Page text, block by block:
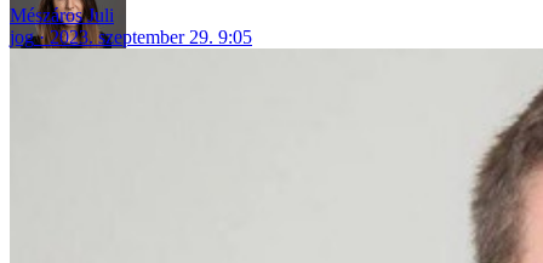
Mészáros Juli
jog
2023. szeptember 29. 9:05